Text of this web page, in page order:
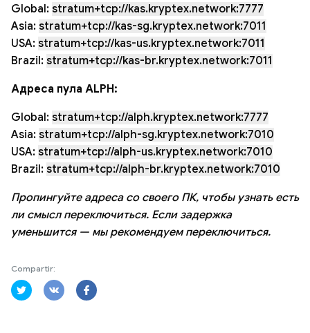
Global: stratum+tcp://kas.kryptex.network:7777
Asia: stratum+tcp://kas-sg.kryptex.network:7011
USA: stratum+tcp://kas-us.kryptex.network:7011
Brazil: stratum+tcp://kas-br.kryptex.network:7011
Адреса пула ALPH:
Global: stratum+tcp://alph.kryptex.network:7777
Asia: stratum+tcp://alph-sg.kryptex.network:7010
USA: stratum+tcp://alph-us.kryptex.network:7010
Brazil: stratum+tcp://alph-br.kryptex.network:7010
Пропингуйте адреса со своего ПК, чтобы узнать есть
ли смысл переключиться. Если задержка
уменьшится — мы рекомендуем переключиться.
Compartir: